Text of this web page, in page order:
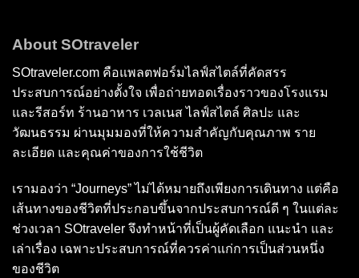
About SOtraveler
SOtraveler.com คือแพลตฟอร์มไลฟ์สไตล์ที่คัดสรร
ประสบการณ์อย่างตั้งใจ เพื่อถ่ายทอดเรื่องราวของโรงแรม
และรีสอร์ท ร้านอาหาร เวลเนส ไลฟ์สไตล์ ศิลปะ และ
วัฒนธรรม ผ่านมุมมองที่ให้ความสำคัญกับคุณภาพ ราย
ละเอียด และคุณค่าของการใช้ชีวิต
เรามองว่า “Journeys” ไม่ได้หมายถึงเพียงการเดินทาง แต่คือ
เส้นทางของชีวิตที่ประกอบขึ้นจากประสบการณ์ดี ๆ ในแต่ละ
ช่วงเวลา SOtraveler จึงทำหน้าที่เป็นผู้คัดเลือก แนะนำ และ
เล่าเรื่อง เฉพาะประสบการณ์ที่ควรค่าแก่การเป็นส่วนหนึ่ง
ของชีวิต